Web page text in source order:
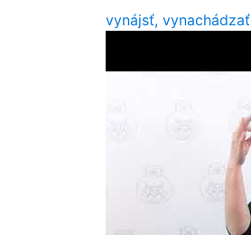
vynájsť, vynachádzať